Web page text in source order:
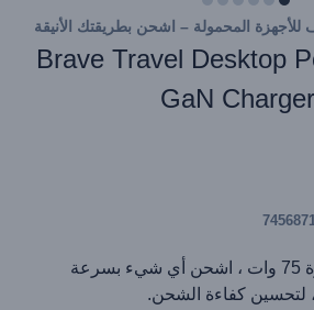
المحمولة – اشحن بطريقتك الأنيقة
Brave Travel Desktop